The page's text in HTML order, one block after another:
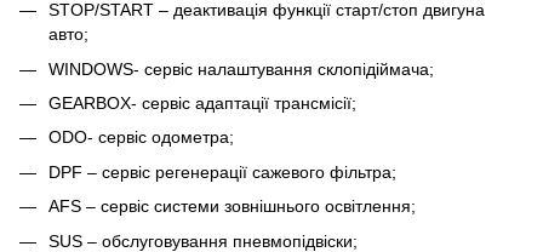
STOP/START – деактивація функції старт/стоп двигуна
авто;
WINDOWS- сервіс налаштування склопідіймача;
GEARBOX- сервіс адаптації трансмісії;
ODO- сервіс одометра;
DPF – сервіс регенерації сажевого фільтра;
AFS – сервіс системи зовнішнього освітлення;
SUS – обслуговування пневмопідвіски;